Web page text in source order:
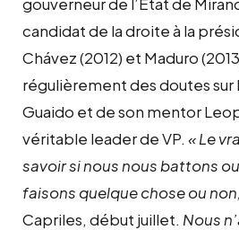
candidat de la droite à la
Chávez (2012) et Maduro
régulièrement des doutes sur
Guaido et de son mentor
véritable leader de VP. « Le
savoir si nous nous battons
faisons quelque chose ou non,
Capriles, début juillet. Nous